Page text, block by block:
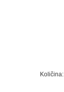
Količina: